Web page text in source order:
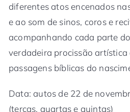
diferentes atos encenados
e ao som de sinos, coros e
acompanhando cada parte
verdadeira procissão artística
passagens bíblicas do
Data: autos de 22 de
(terças, quartas e quintas)